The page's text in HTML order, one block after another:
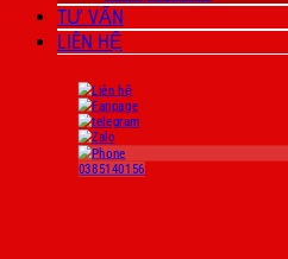
TƯ VẤN
LIÊN HỆ
0385140156